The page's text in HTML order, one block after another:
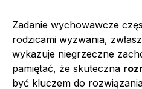
Zadanie wychowawcze
rodzicami wyzwania,
wykazuje niegrzeczne
pamiętać, że skuteczna
być kluczem do